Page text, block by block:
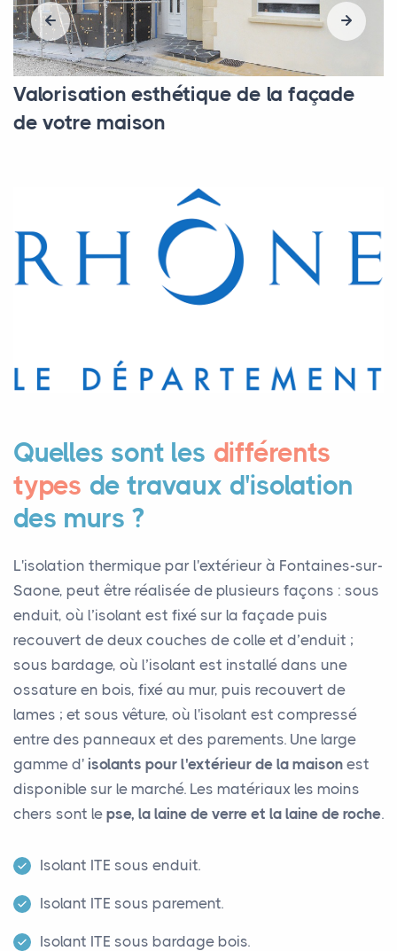
Valorisation esthétique de la façade
de votre maison
Quelles sont les différents
types de travaux d'isolation
des murs ?
L'isolation thermique par l'extérieur à Fontaines-sur-
Saone, peut être réalisée de plusieurs façons : sous
enduit, où l’isolant est fixé sur la façade puis
recouvert de deux couches de colle et d’enduit ;
sous bardage, où l’isolant est installé dans une
ossature en bois, fixé au mur, puis recouvert de
lames ; et sous vêture, où l'isolant est compressé
entre des panneaux et des parements. Une large
gamme d' isolants pour l'extérieur de la maison est
disponible sur le marché. Les matériaux les moins
chers sont le pse, la laine de verre et la laine de roche.
Isolant ITE sous enduit.
Isolant ITE sous parement.
Isolant ITE sous bardage bois.